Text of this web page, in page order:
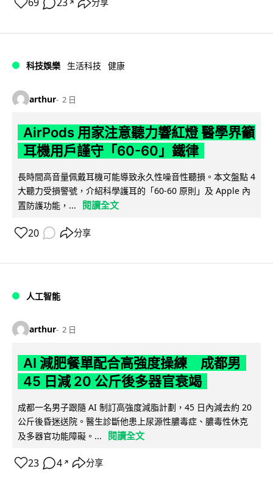
69 23 ↗ 分享
科技娛樂 生活科技 健康
arthur 2 日
AirPods 用家注意聽力響紅燈 醫學界籲
耳機用戶謹守「60-60」鐵律
長時間高音量佩戴耳機可能導致永久性噪音性聽損。本文盤點 4
大聽力受損警號，介紹科學護耳的「60-60 原則」及 Apple 內
置防護功能，...
閱讀全文
20 分享
人工智能
arthur 2 日
AI 減肥餐單配合高強度操練 成都男
45 日減 20 公斤後多器官衰竭
成都一名男子跟隨 AI 制訂高強度減脂計劃，45 日內減去約 20
公斤後昏迷送院。醫生診斷他患上尿源性膿毒症、膿毒性休克
及多器官功能障礙。...
閱讀全文
23 4 ↗ 分享